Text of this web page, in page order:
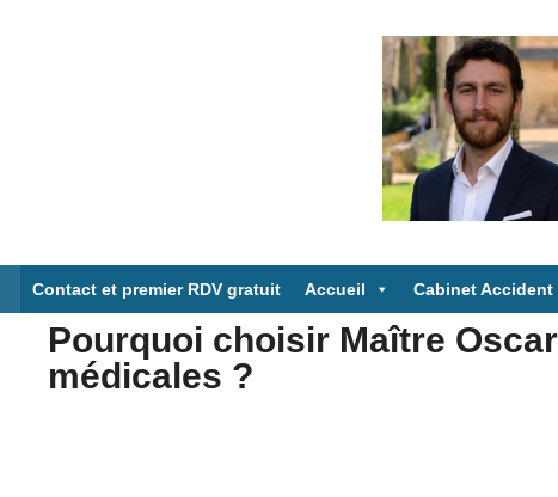
Contact et premier RDV gratuit Accueil Cabinet
Pourquoi choisir Maître
médicales ?